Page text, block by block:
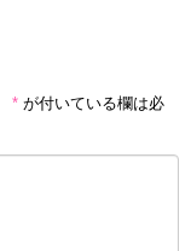
* が付いている欄は必